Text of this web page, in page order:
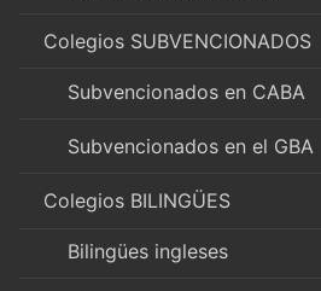
Colegios SUBVENCIONADOS
Subvencionados en CABA
Subvencionados en el GBA
Colegios BILINGÜES
Bilingües ingleses